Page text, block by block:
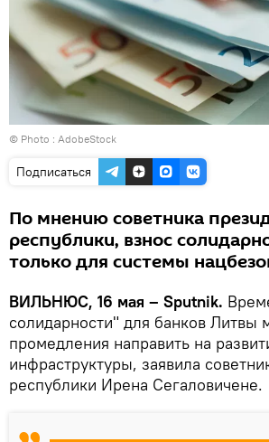
© Photo : AdobeStock
Подписаться
По мнению советника
республики, взнос
только для системы
ВИЛЬНЮС, 16 мая – Sputnik.
солидарности" для банков Литвы
промедления направить на
инфраструктуры, заявила
республики Ирена Сегаловичене.